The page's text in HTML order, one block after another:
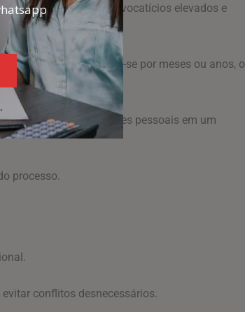
envolve honorários advocatícios elevados e
fixo mais acessível.
pode estender-se por meses ou anos, o
podem expor questões pessoais em um
processo.
conflitos desnecessários.